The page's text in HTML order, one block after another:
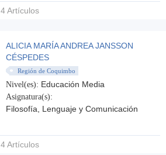
4 Artículos
ALICIA MARÍA ANDREA JANSSON
CÉSPEDES
Región de Coquimbo
Nivel(es): Educación Media
Asignatura(s):
Filosofía, Lenguaje y Comunicación
4 Artículos